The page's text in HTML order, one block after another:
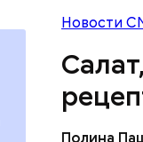
Новости
Полина